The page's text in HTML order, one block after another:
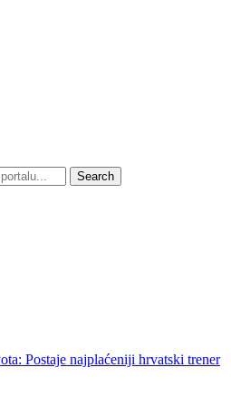
Search
Postaje najplaćeniji hrvatski trener